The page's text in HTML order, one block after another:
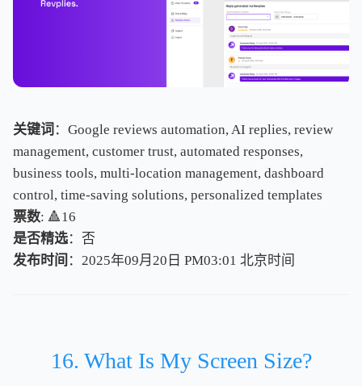
关键词 ：Google reviews automation, AI replies, review
management, customer trust, automated responses,
business tools, multi-location management, dashboard
control, time-saving solutions, personalized templates
票数: 🔺16
是否精选：否
发布时间 ：2025年09月20日 PM03:01 北京时间
北京时间
16. What Is My Screen Size?